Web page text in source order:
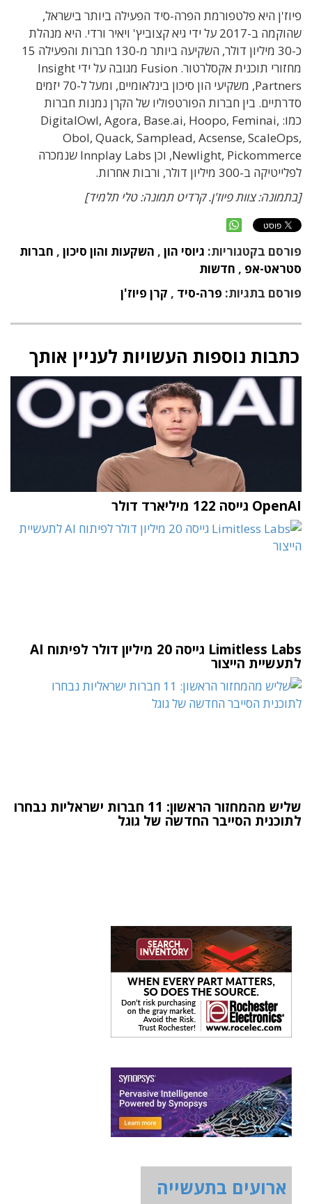
פיוז'ן היא פלטפורמת הפרה-סיד הפעילה ביותר בישראל,
שהוקמה ב-2017 על ידי גיא קצוביץ' ויאיר ורדי. היא מנהלת
כ-30 מיליון דולר, השקיעה ביותר מ-130 חברות והפעילה 15
מחזורי תוכנית אקסלרטור. Fusion מגובה על ידי Insight
Partners, משקיעי הון סיכון בינלאומיים, ומעל ל-70 יזמים
סדרתיים. בין חברות הפורטפוליו של הקרן נמנות חברות
כמו: DigitalOwl, Agora, Base.ai, Hoopo, Feminai,
Obol, Quack, Samplead, Acsense, ScaleOps,
Newlight, Pickommerce, וכן Innplay Labs שנמכרה
לפלייטיקה ב-300 מיליון דולר, ורבות אחרות.
[בתמונה: צוות פיוז'ן. קרדיט תמונה: טלי תלמיד]
פורסם בקטגוריות: גיוסי הון , השקעות והון סיכון , חברות
סטראט-אפ , חדשות
פורסם בתגיות: פרה-סיד , קרן פיוז'ן
כתבות נוספות העשויות לעניין אותך
OpenAI גייסה 122 מיליארד דולר
Limitless Labs גייסה 20 מיליון דולר לפיתוח AI
לתעשיית הייצור
שליש מהמחזור הראשון: 11 חברות ישראליות נבחרו
לתוכנית הסייבר החדשה של גוגל
ארועים בתעשייה